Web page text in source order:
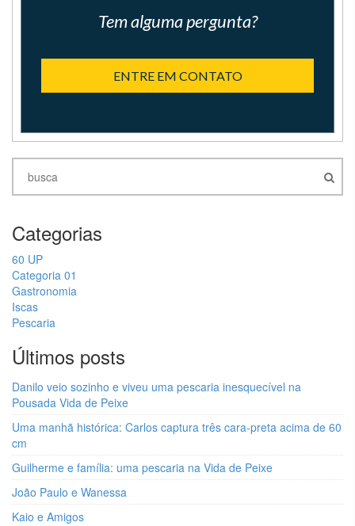
Tem alguma pergunta?
ENTRE EM CONTATO
Categorias
60 UP
Categoria 01
Gastronomia
Iscas
Pescaria
Últimos posts
Danilo veio sozinho e viveu uma pescaria inesquecível na
Pousada Vida de Peixe
Uma manhã histórica: Carlos captura três cara-preta acima de 60
cm
Guilherme e família: uma pescaria na Vida de Peixe
João Paulo e Wanessa
Kaio e Amigos